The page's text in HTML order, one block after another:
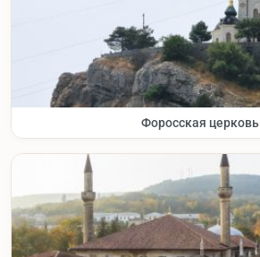
Форосская церковь